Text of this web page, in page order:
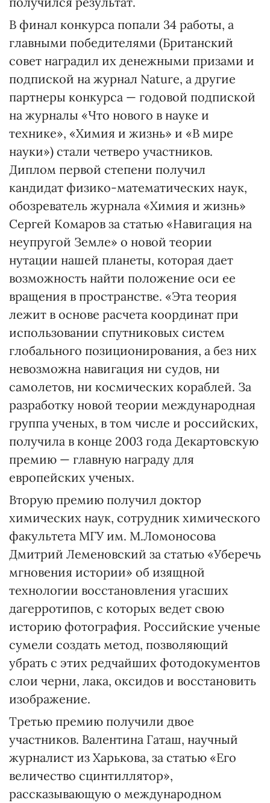
В финал конкурса попали 34 работы, а
главными победителями (Британский
совет наградил их денежными призами и
подпиской на журнал Nature, а другие
партнеры конкурса — годовой подпиской
на журналы «Что нового в науке и
технике», «Химия и жизнь» и «В мире
науки») стали четверо участников.
Диплом первой степени получил
кандидат физико-математических наук,
обозреватель журнала «Химия и жизнь»
Сергей Комаров за статью «Навигация на
неупругой Земле» о новой теории
нутации нашей планеты, которая дает
возможность найти положение оси ее
вращения в пространстве. «Эта теория
лежит в основе расчета координат при
использовании спутниковых систем
глобального позиционирования, а без них
невозможна навигация ни судов, ни
самолетов, ни космических кораблей. За
разработку новой теории международная
группа ученых, в том числе и российских,
получила в конце 2003 года Декартовскую
премию — главную награду для
европейских ученых.
Вторую премию получил доктор
химических наук, сотрудник химического
факультета МГУ им. М.Ломоносова
Дмитрий Леменовский за статью «Уберечь
мгновения истории» об изящной
технологии восстановления угасших
дагерротипов, с которых ведет свою
историю фотография. Российские ученые
сумели создать метод, позволяющий
убрать с этих редчайших фотодокументов
слои черни, лака, оксидов и восстановить
изображение.
Третью премию получили двое
участников. Валентина Гаташ, научный
журналист из Харькова, за статью «Его
величество сцинтиллятор»,
рассказывающую о международном